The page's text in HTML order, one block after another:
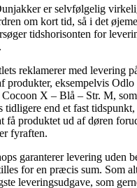
er selvfølgelig
om kort tid, så i det
tidshorisonten for
reklamerer med levering
produkter, eksempelvis Odlo
X – Blå – Str. M,
tidligere end et fast
få produktet ud af døren
fyraften.
garanterer levering uden
for en præcis sum. Som
leveringsudgave, som